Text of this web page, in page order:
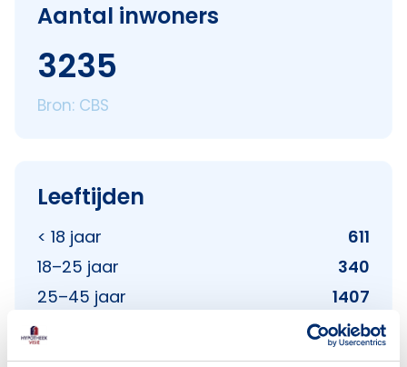
Aantal inwoners
3235
Bron: CBS
Leeftijden
< 18 jaar
611
18–25 jaar
340
25–45 jaar
1407
45–65 jaar
600
65+ jaar
278